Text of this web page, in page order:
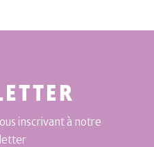
inscrivant à notre